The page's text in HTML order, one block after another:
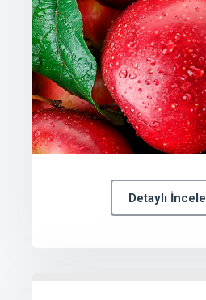
Detaylı İncele